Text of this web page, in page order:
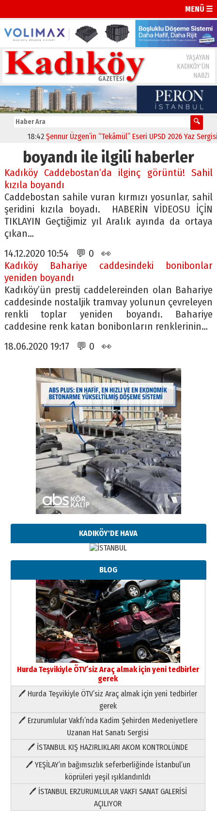
MENÜ ☰
18:42 Şennur Üzgen’in “Tekâmül” Eseri UPSD 2026 Yaz
boyandı ile ilgili haberler
Kadıköy Caddebostan’da ilginç görüntü! Sahil
kızıla boyandı
Caddebostan sahile vuran kırmızı yosunlar, sahil
şeridini kızıla boyadı. HABERİN VİDEOSU İÇİN
TIKLAYIN Geçtiğimiz yıl Aralık ayında da ortaya
çıkan…
14.12.2020 10:54 💬 0 👀
Kadıköy Bahariye caddesindeki bonibonlar
yeniden boyandı
Kadıköy’ün prestij caddelereinden olan Bahariye
caddesinde nostaljik tramvay yolunun çevreleyen
renkli toplar yeniden boyandı. Bahariye
caddesine renk katan bonibonların renklerinin…
18.06.2020 19:17 💬 0 👀
KADIKÖY'DE HAVA
BLOG
Hurda Teşvikiyle ÖTV’siz Araç almak için yeni tedbirler
gerek
🖊 Hurda Teşvikiyle ÖTV’siz Araç almak için yeni tedbirler
gerek
🖊 Erzurumlular Vakfı’nda Kadim Şehirden Medeniyetlere
Uzanan Hat Sanatı Sergisi
🖊 İSTANBUL KIŞ HAZIRLIKLARI AKOM KONTROLÜNDE
🖊 YEŞİLAY’ın bağımsızlık seferberliğinde İstanbul’un
köprüleri yeşil ışıklandırıldı
🖊 İSTANBUL ERZURUMLULAR VAKFI SANAT GALERİSİ
AÇILIYOR
Paranın Aile Kültüründeki Yeri
03 Ağustos 2026 Pazartesi
Yıldırım Gündoğdu
HAVVA’NIN ÜÇ KIZI
09 Temmuz 2026 Perşembe
Yusuf POLAT
Şampiyonluk Sebahattin Şirin’e